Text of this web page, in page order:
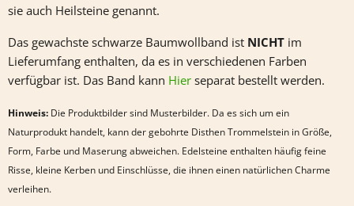
sie auch Heilsteine genannt.
Das gewachste schwarze Baumwollband ist NICHT im
Lieferumfang enthalten, da es in verschiedenen Farben
verfügbar ist. Das Band kann Hier separat bestellt werden.
Hinweis: Die Produktbilder sind Musterbilder. Da es sich um ein
Naturprodukt handelt, kann der gebohrte DisthenTrommelstein in Größe,
Form, Farbe und Maserung abweichen. Edelsteine enthalten häufig feine
Risse, kleine Kerben und Einschlüsse, die ihnen einen natürlichen Charme
verleihen.